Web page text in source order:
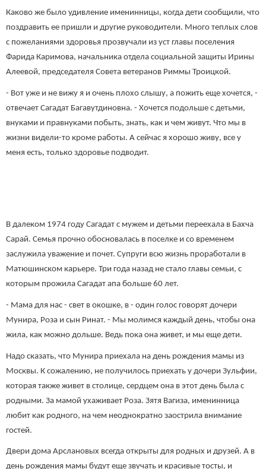
Каково же было удивление именинницы, когда дети сообщили, что
поздравить ее пришли и другие руководители. Много теплых слов
с пожеланиями здоровья прозвучали из уст главы поселения
Фарида Каримова, начальника отдела социальной защиты Ирины
Алеевой, председателя Совета ветеранов Риммы Троицкой.
- Вот уже и не вижу я и очень плохо слышу, а пожить еще хочется, -
отвечает Сагадат Багавутдиновна. - Хочется подольше с детьми,
внуками и правнуками побыть, знать, как и чем живут. Что мы в
жизни видели-то кроме работы. А сейчас я хорошо живу, все у
меня есть, только здоровье подводит.
В далеком 1974 году Сагадат с мужем и детьми переехала в Бахча
Сарай. Семья прочно обосновалась в поселке и со временем
заслужила уважение и почет. Супруги всю жизнь проработали в
Матюшинском карьере. Три года назад не стало главы семьи, с
которым прожила Сагадат апа больше 60 лет.
- Мама для нас - свет в окошке, в - один голос говорят дочери
Мунира, Роза и сын Ринат. - Мы молимся каждый день, чтобы она
жила, как можно дольше. Ведь пока она живет, и мы еще дети.
Надо сказать, что Мунира приехала на день рождения мамы из
Москвы. К сожалению, не получилось приехать у дочери Зульфии,
которая также живет в столице, сердцем она в этот день была с
родными. За мамой ухаживает Роза. Зятя Вагиза, именинница
любит как родного, на чем неоднократно заострила внимание
гостей.
Двери дома Арслановых всегда открыты для родных и друзей. А в
день рождения мамы будут еще звучать и красивые тосты, и